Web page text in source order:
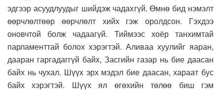
эдгээр асуудлуудыг шийдэж чадахгүй. Өмнө бид нэмэлт
өөрчлөлтөөр өөрчлөлт хийх гэж оролдсон. Гэхдээ
оновчтой болж чадаагүй. Тиймээс хоёр танхимтай
парламенттай болох хэрэгтэй. Аливаа хуулийг яаран,
дааран гаргадаггүй байх, Засгийн газар нь бие даасан
байх нь чухал. Шүүх эрх мэдэл бие даасан, хараат бус
байх хэрэгтэй. Шүүх ял өгөхийн төлөө биш гэм